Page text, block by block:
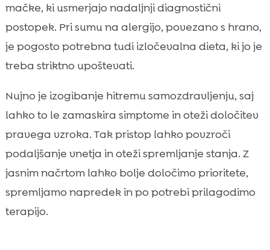
mačke, ki usmerjajo nadaljnji diagnostični
postopek. Pri sumu na alergijo, povezano s hrano,
je pogosto potrebna tudi izločevalna dieta, ki jo je
treba striktno upoštevati.
Nujno je izogibanje hitremu samozdravljenju, saj
lahko to le zamaskira simptome in oteži določitev
pravega vzroka. Tak pristop lahko povzroči
podaljšanje vnetja in oteži spremljanje stanja. Z
jasnim načrtom lahko bolje določimo prioritete,
spremljamo napredek in po potrebi prilagodimo
terapijo.